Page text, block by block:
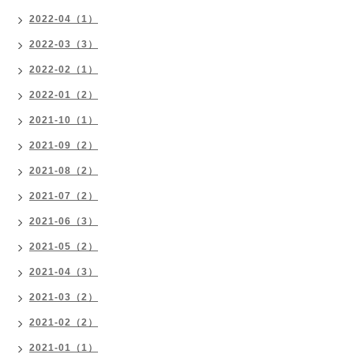
2022-04（1）
2022-03（3）
2022-02（1）
2022-01（2）
2021-10（1）
2021-09（2）
2021-08（2）
2021-07（2）
2021-06（3）
2021-05（2）
2021-04（3）
2021-03（2）
2021-02（2）
2021-01（1）